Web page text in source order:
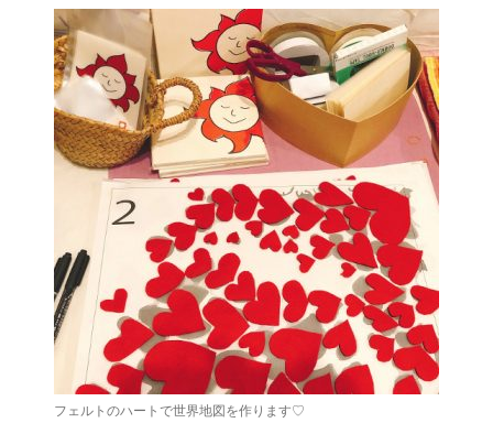
フェルトのハートで世界地図を作ります♡